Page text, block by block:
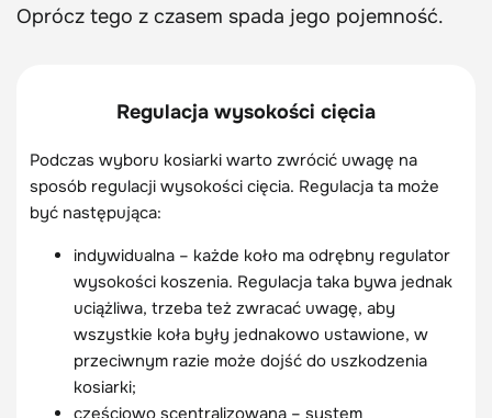
Oprócz tego z czasem spada jego pojemność.
Regulacja wysokości cięcia
Podczas wyboru kosiarki warto zwrócić uwagę na
sposób regulacji wysokości cięcia. Regulacja ta może
być następująca:
indywidualna – każde koło ma odrębny regulator
wysokości koszenia. Regulacja taka bywa jednak
uciążliwa, trzeba też zwracać uwagę, aby
wszystkie koła były jednakowo ustawione, w
przeciwnym razie może dojść do uszkodzenia
kosiarki;
częściowo scentralizowana – system